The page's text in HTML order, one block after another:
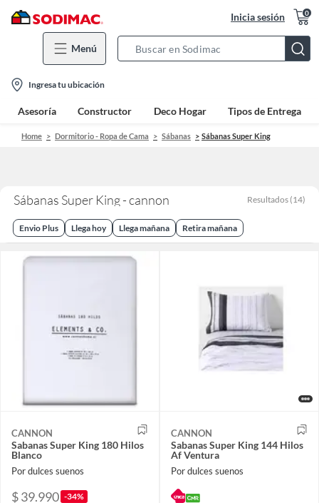
Inicia sesión 0
Menú
Bar
location-
icon
Ingresa tu ubicación
Asesoría Constructor Deco Hogar Tipos de Entrega
Home Dormitorio - Ropa de Cama Sábanas Sábanas Super King
Sábanas Super King - cannon Resultados (14)
Envio Plus Llega hoy Llega mañana Retira mañana
CANNON
Sabanas Super King 180 Hilos
Blanco
Por dulces suenos
$ 39.990 -34%
CANNON
Sabanas Super King 144 Hilos
Af Ventura
Por dulces suenos